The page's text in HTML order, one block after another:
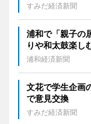
すみだ経済新聞
浦和で「親子の
りや和太鼓楽し
浦和経済新聞
文花で学生企画
で意見交換
すみだ経済新聞